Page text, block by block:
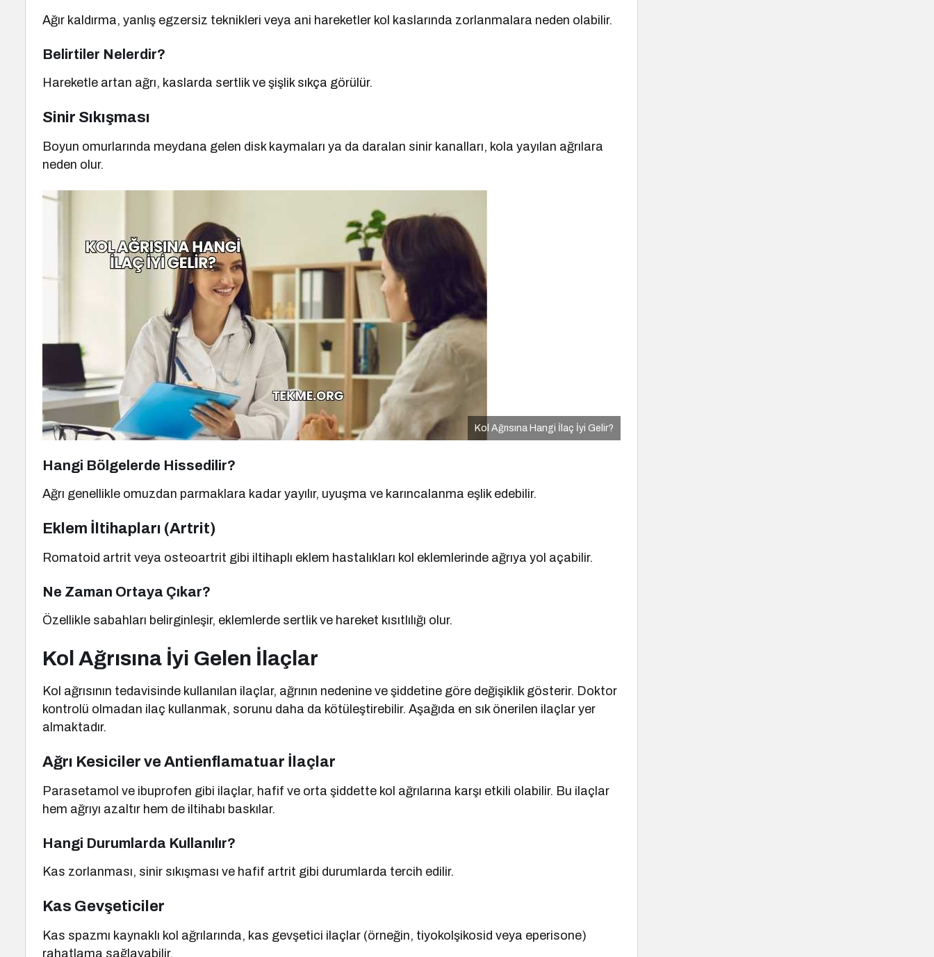
Ağır kaldırma, yanlış egzersiz teknikleri veya ani hareketler kol kaslarında zorlanmalara neden olabilir.
Belirtiler Nelerdir?
Hareketle artan ağrı, kaslarda sertlik ve şişlik sıkça görülür.
Sinir Sıkışması
Boyun omurlarında meydana gelen disk kaymaları ya da daralan sinir kanalları, kola yayılan ağrılara
neden olur.
Kol Ağrısına Hangi İlaç İyi Gelir?
Hangi Bölgelerde Hissedilir?
Ağrı genellikle omuzdan parmaklara kadar yayılır, uyuşma ve karıncalanma eşlik edebilir.
Eklem İltihapları (Artrit)
Romatoid artrit veya osteoartrit gibi iltihaplı eklem hastalıkları kol eklemlerinde ağrıya yol açabilir.
Ne Zaman Ortaya Çıkar?
Özellikle sabahları belirginleşir, eklemlerde sertlik ve hareket kısıtlılığı olur.
Kol Ağrısına İyi Gelen İlaçlar
Kol ağrısının tedavisinde kullanılan ilaçlar, ağrının nedenine ve şiddetine göre değişiklik gösterir. Doktor
kontrolü olmadan ilaç kullanmak, sorunu daha da kötüleştirebilir. Aşağıda en sık önerilen ilaçlar yer
almaktadır.
Ağrı Kesiciler ve Antienflamatuar İlaçlar
Parasetamol ve ibuprofen gibi ilaçlar, hafif ve orta şiddette kol ağrılarına karşı etkili olabilir. Bu ilaçlar
hem ağrıyı azaltır hem de iltihabı baskılar.
Hangi Durumlarda Kullanılır?
Kas zorlanması, sinir sıkışması ve hafif artrit gibi durumlarda tercih edilir.
Kas Gevşeticiler
Kas spazmı kaynaklı kol ağrılarında, kas gevşetici ilaçlar (örneğin, tiyokolşikosid veya eperisone)
rahatlama sağlayabilir.